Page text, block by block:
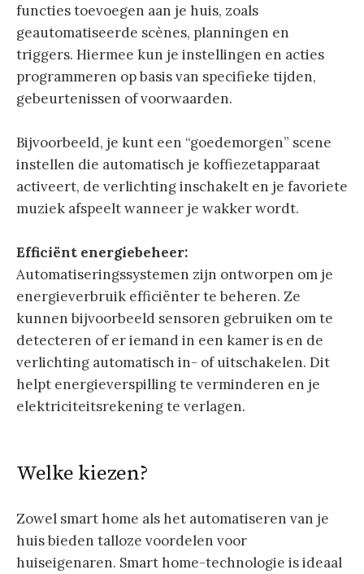
functies toevoegen aan je huis, zoals
geautomatiseerde scènes, planningen en
triggers. Hiermee kun je instellingen en acties
programmeren op basis van specifieke tijden,
gebeurtenissen of voorwaarden.
Bijvoorbeeld, je kunt een “goedemorgen” scene
instellen die automatisch je koffiezetapparaat
activeert, de verlichting inschakelt en je favoriete
muziek afspeelt wanneer je wakker wordt.
Efficiënt energiebeheer:
Automatiseringssystemen zijn ontworpen om je
energieverbruik efficiënter te beheren. Ze
kunnen bijvoorbeeld sensoren gebruiken om te
detecteren of er iemand in een kamer is en de
verlichting automatisch in- of uitschakelen. Dit
helpt energieverspilling te verminderen en je
elektriciteitsrekening te verlagen.
Welke kiezen?
Zowel smart home als het automatiseren van je
huis bieden talloze voordelen voor
huiseigenaren. Smart home-technologie is ideaal